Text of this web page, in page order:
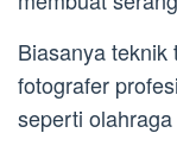
Biasanya teknik
fotografer
seperti